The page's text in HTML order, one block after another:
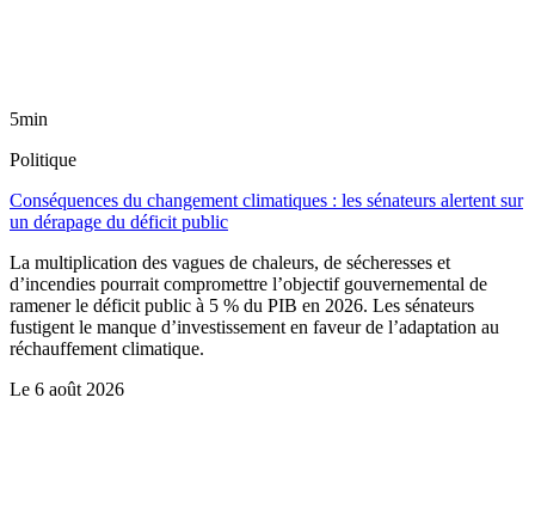
5min
Politique
Conséquences du changement climatiques : les sénateurs alertent sur
un dérapage du déficit public
La multiplication des vagues de chaleurs, de sécheresses et
d’incendies pourrait compromettre l’objectif gouvernemental de
ramener le déficit public à 5 % du PIB en 2026. Les sénateurs
fustigent le manque d’investissement en faveur de l’adaptation au
réchauffement climatique.
Le 6 août 2026